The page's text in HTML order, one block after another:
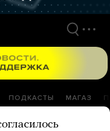
ПОДКАСТЫ МАГАЗ